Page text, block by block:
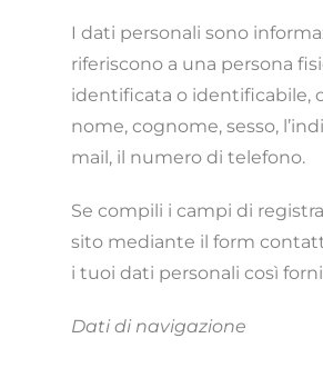
I dati personali sono
riferiscono a una persona
identificata o identificabile,
nome, cognome, sesso,
mail, il numero di telefono.
Se compili i campi di
sito mediante il form
i tuoi dati personali così
Dati di navigazione